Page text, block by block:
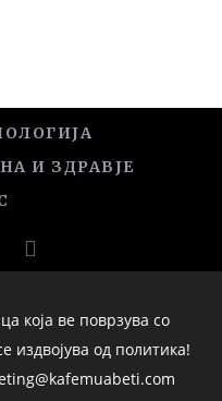
И ЗДРАВЈЕ
која ве поврзува со
издвојува од политика!